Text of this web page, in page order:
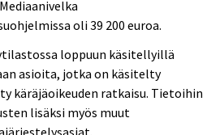
oli 39 200 euroa.
loppuun käsitellyillä
asioita, jotka on käsitelty
käräjäoikeuden ratkaisu. Tietoihin
lisäksi myös muut